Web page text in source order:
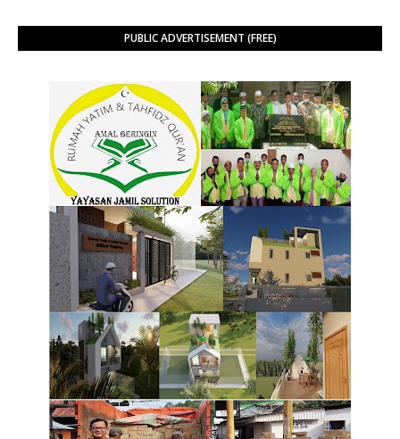
PUBLIC ADVERTISEMENT (FREE)